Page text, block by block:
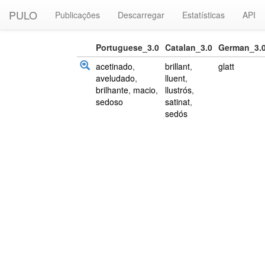
PULO Publicações Descarregar Estatísticas API
Portuguese_3.0 Catalan_3.0
acetinado,
aveludado,
brilhante, macio,
sedoso
brillant,
lluent,
llustrós,
satinat,
sedós
glatt